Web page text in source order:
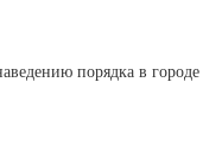
порядка в городе